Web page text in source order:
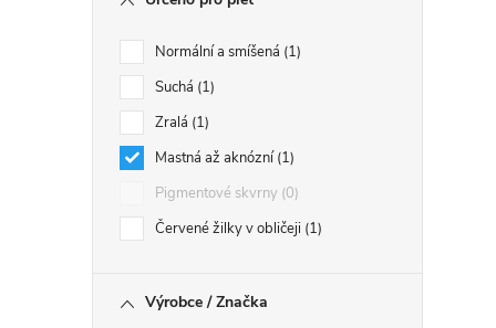
Normální a smíšená 1
Suchá 1
Zralá 1
Mastná až aknózní 1
Pigmentové skvrny 0
Červené žilky v obličeji 1
Výrobce / Značka